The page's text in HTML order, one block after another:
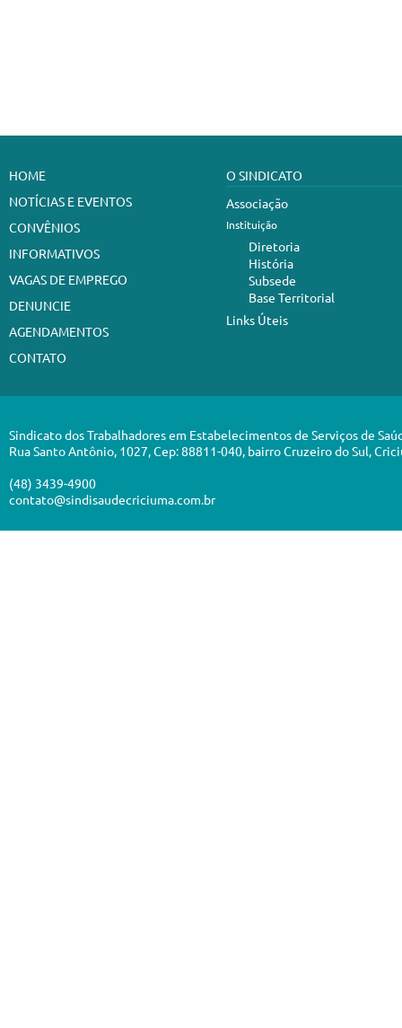
HOME
NOTÍCIAS E EVENTOS
CONVÊNIOS
INFORMATIVOS
VAGAS DE EMPREGO
DENUNCIE
AGENDAMENTOS
CONTATO
O SINDICATO
Associação
Instituição
Diretoria
História
Subsede
Base Territorial
Links Úteis
Sindicato dos Trabalhadores em Estabelecimentos de Serviços de
Rua Santo Antônio, 1027, Cep: 88811-040, bairro Cruzeiro do Sul,
(48) 3439-4900
contato@sindisaudecriciuma.com.br